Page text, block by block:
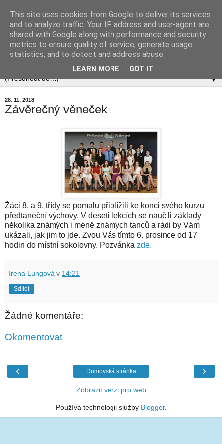
▼
28. 11. 2018
Závěrečný věneček
Žáci 8. a 9. třídy se pomalu přiblížili ke konci svého kurzu
předtaneční výchovy. V deseti lekcích se naučili základy
několika známých i méně známých tanců a rádi by Vám
ukázali, jak jim to jde. Zvou Vás tímto 6. prosince od 17
hodin do místní sokolovny. Pozvánka zde.
Irena Lungová v 14:21
Sdílet
Žádné komentáře:
Okomentovat
‹ ›
Domovská stránka
Zobrazit verzi pro web
Používá technologii služby Blogger.
This site uses cookies from Google to deliver its services
and to analyze traffic. Your IP address and user-agent are
shared with Google along with performance and security
metrics to ensure quality of service, generate usage
statistics, and to detect and address abuse.
LEARN MORE GOT IT